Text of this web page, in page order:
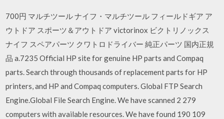
700円 マルチツール ナイフ・マルチツール フィールドギア ア
ウトドア スポーツ＆アウトドア victorinox ビクトリノックス
ナイフ スペアパーツ クワトロドライバー 純正パーツ 国内正規
品 a.7235 Official HP site for genuine HP parts and Compaq
parts. Search through thousands of replacement parts for HP
printers, and HP and Compaq computers. Global FTP Search
Engine.Global File Search Engine. We have scanned 2 279
computers with available resources. We have found 190 109